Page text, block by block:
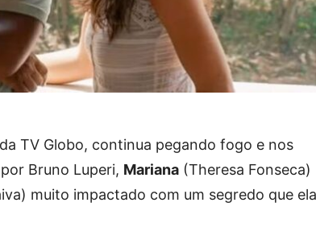
TV Globo, continua pegando fogo e nos
Bruno Luperi, Mariana (Theresa Fonseca)
muito impactado com um segredo que ela